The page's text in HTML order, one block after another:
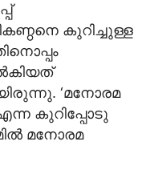
കുറിച്ചുള്ള
‘മനോരമ
കുറിപ്പോടു
മനോരമ